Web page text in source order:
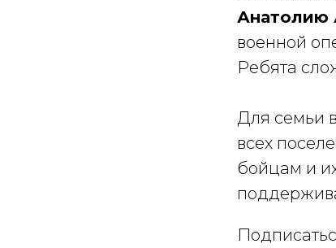
Анатолию
военной
Ребята
Для семьи
всех
бойцам и